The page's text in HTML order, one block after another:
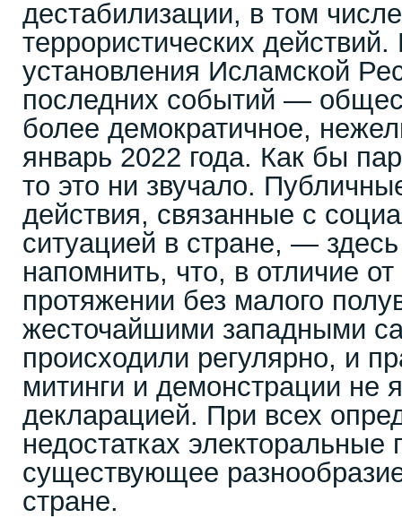
дестабилизации, в том
террористических
установления Исламской
последних событий —
более демократичное,
январь 2022 года. Как бы
то это ни звучало.
действия, связанные с
ситуацией в стране, —
напомнить, что, в отличие
протяжении без малого
жесточайшими западными
происходили регулярно, и
митинги и демонстрации не
декларацией. При всех
недостатках
существующее
стране.